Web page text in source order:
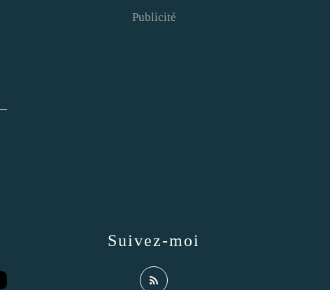
Suivez-moi
Publicité